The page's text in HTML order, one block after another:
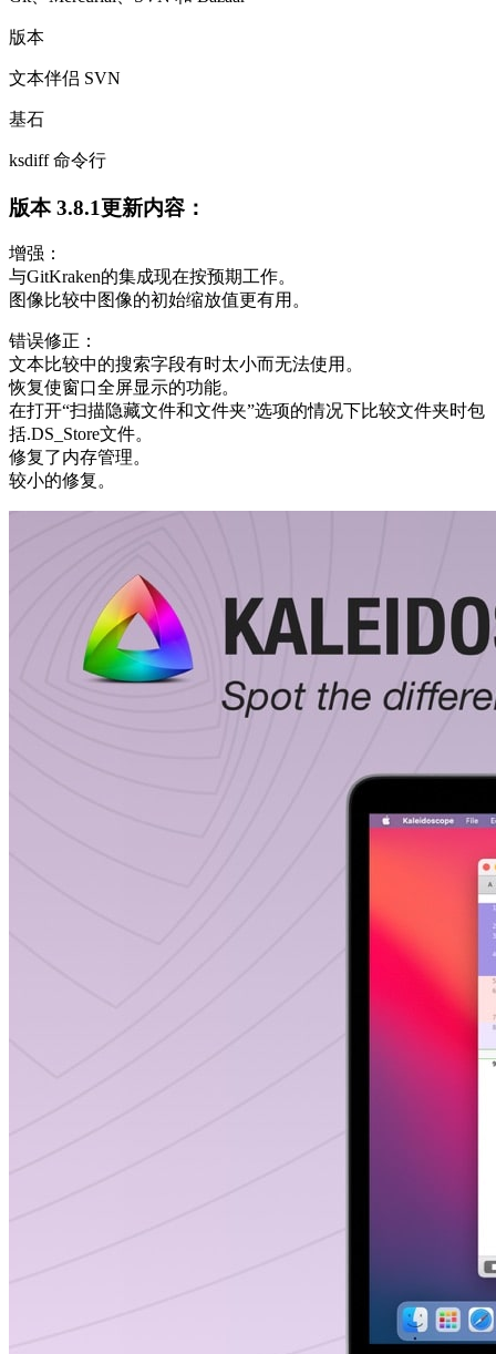
版本
文本伴侣 SVN
基石
ksdiff 命令行
版本 3.8.1更新内容：
增强：
与GitKraken的集成现在按预期工作。
图像比较中图像的初始缩放值更有用。
错误修正：
文本比较中的搜索字段有时太小而无法使用。
恢复使窗口全屏显示的功能。
在打开“扫描隐藏文件和文件夹”选项的情况下比较文件夹时包
括.DS_Store文件。
修复了内存管理。
较小的修复。